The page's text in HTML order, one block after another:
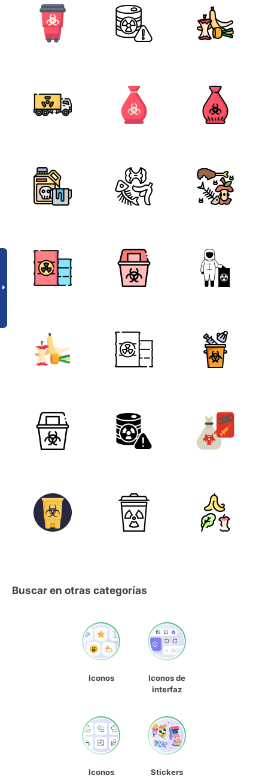
Buscar en otras categorías
Iconos
Iconos de
interfaz
Iconos
Stickers